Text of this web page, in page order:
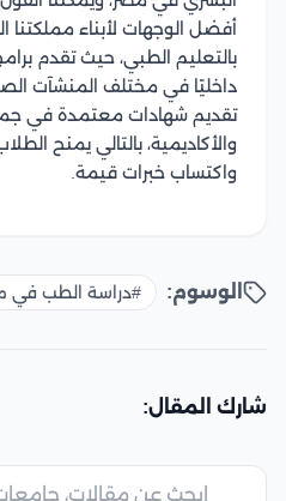
أفضل الوجهات لأبناء مملكتنا
بالتعليم الطبي، حيث تقدم
داخليًا في مختلف المنشآت
تقديم شهادات معتمدة في
والأكاديمية، بالتالي يمنح
واكتساب خبرات قيمة.
الوسوم: #دراسة الطب في
شارك المقال: